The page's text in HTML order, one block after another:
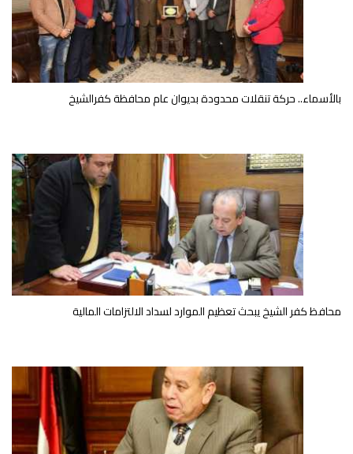
بالأسماء.. حركة تنقلات محدودة بديوان عام محافظة كفرالشيخ
محافظ كفر الشيخ يبحث تعظيم الموارد لسداد الالتزامات المالية